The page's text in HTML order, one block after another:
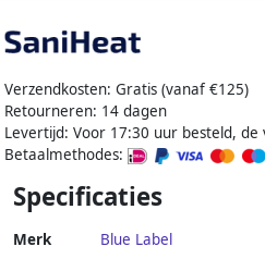
Verzendkosten: Gratis (vanaf €125)
Retourneren: 14 dagen
Levertijd: Voor 17:30 uur besteld,
Betaalmethodes:
Specificaties
Merk Blue Label